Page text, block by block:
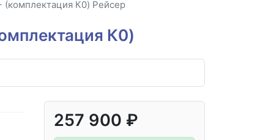
(комплектация К0) Рейсер
К0)
257 900 ₽